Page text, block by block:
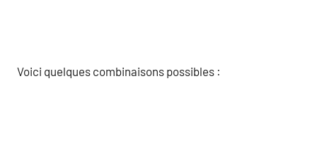
Voici quelques combinaisons possibles :